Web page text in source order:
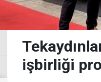
işbirliği